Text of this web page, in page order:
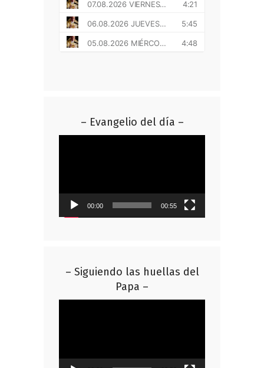
– Evangelio del día –
00:00 00:55
– Siguiendo las huellas del
Papa –